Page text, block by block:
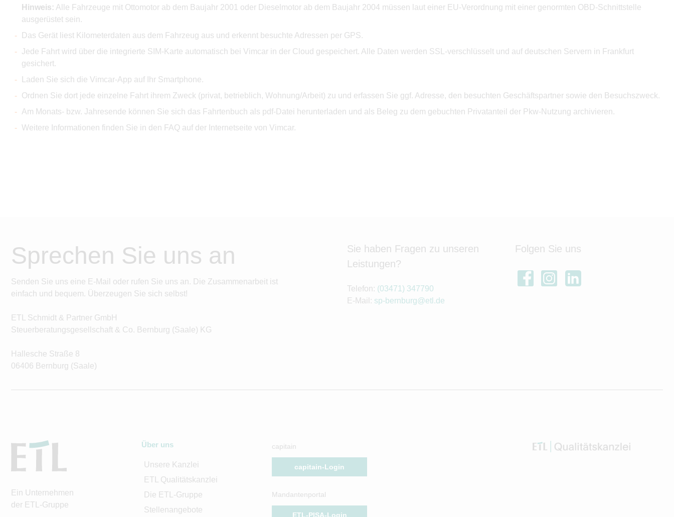
Hinweis: Alle Fahrzeuge mit Ottomotor ab dem Baujahr 2001 oder Dieselmotor ab dem Baujahr 2004 müssen laut einer EU-Verordnung mit einer genormten OBD-Schnittstelle
ausgerüstet sein.
Das Gerät liest Kilometerdaten aus dem Fahrzeug aus und erkennt besuchte Adressen per GPS.
Jede Fahrt wird über die integrierte SIM-Karte automatisch bei Vimcar in der Cloud gespeichert. Alle Daten werden SSL-verschlüsselt und auf deutschen Servern in Frankfurt
gesichert.
Laden Sie sich die Vimcar-App auf Ihr Smartphone.
Ordnen Sie dort jede einzelne Fahrt ihrem Zweck (privat, betrieblich, Wohnung/Arbeit) zu und erfassen Sie ggf. Adresse, den besuchten Geschäftspartner sowie den Besuchszweck.
Am Monats- bzw. Jahresende können Sie sich das Fahrtenbuch als pdf-Datei herunterladen und als Beleg zu dem gebuchten Privatanteil der Pkw-Nutzung archivieren.
Weitere Informationen finden Sie in den FAQ auf der Internetseite von Vimcar.
Sprechen Sie uns an
Senden Sie uns eine E-Mail oder rufen Sie uns an. Die Zusammenarbeit ist
einfach und bequem. Überzeugen Sie sich selbst!
ETL Schmidt & Partner GmbH
Steuerberatungsgesellschaft & Co. Bernburg (Saale) KG
Hallesche Straße 8
06406 Bernburg (Saale)
Sie haben Fragen zu unseren
Leistungen?
Telefon: (03471) 347790
E-Mail: sp-bernburg@etl.de
Folgen Sie uns
Ein Unternehmen
der ETL-Gruppe
Über uns
Unsere Kanzlei
ETL Qualitätskanzlei
Die ETL-Gruppe
Stellenangebote
capitain
capitain-Login
Mandantenportal
ETL-PISA-Login